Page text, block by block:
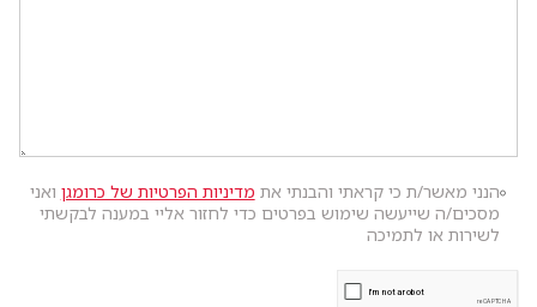
הנני מאשר/ת כי קראתי והבנתי את מדיניות הפרטיות של כרומגן ואני
מסכים/ה שייעשה שימוש בפרטים כדי לחזור אליי במענה לבקשתי
לשירות או לתמיכה